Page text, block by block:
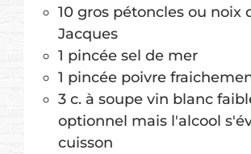
10 gros pétoncles ou noix
Jacques
1 pincée sel de mer
1 pincée poivre
3 c. à soupe vin blanc
optionnel mais l'alcool
cuisson